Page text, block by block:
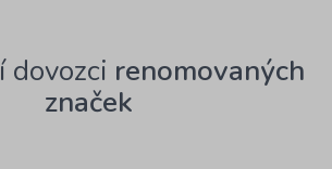
dovozci renomovaných
značek